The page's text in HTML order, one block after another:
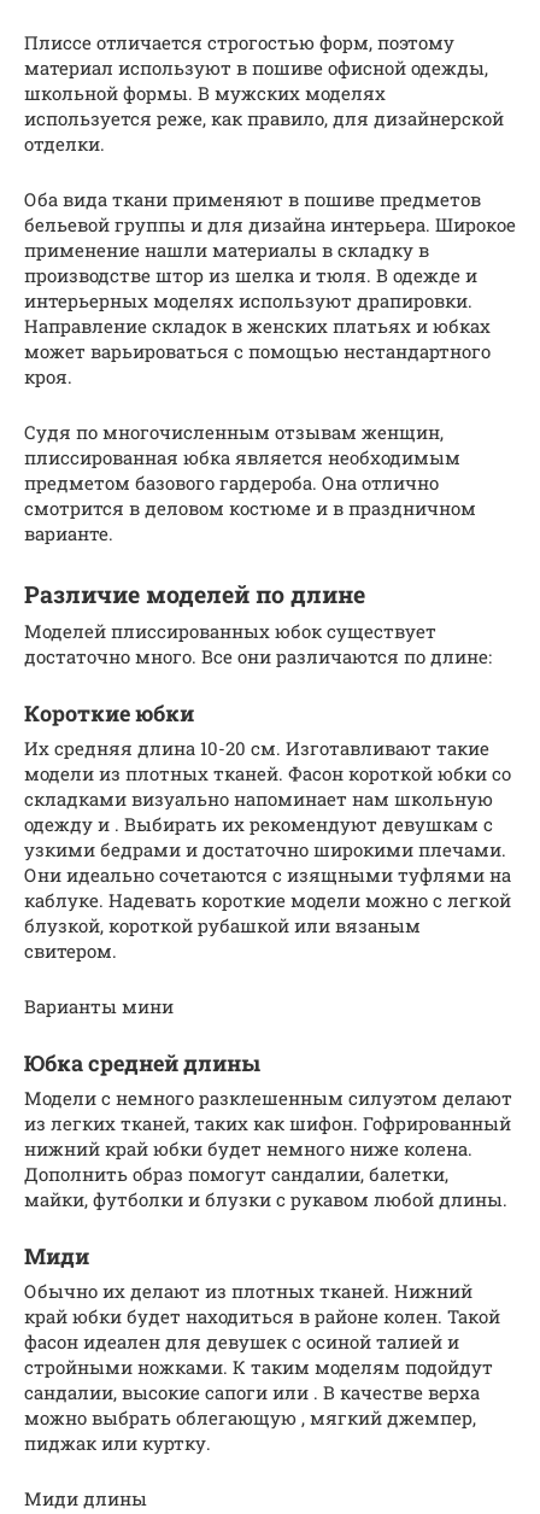
Плиссе отличается строгостью форм, поэтому
материал используют в пошиве офисной одежды,
школьной формы. В мужских моделях
используется реже, как правило, для дизайнерской
отделки.
Оба вида ткани применяют в пошиве предметов
бельевой группы и для дизайна интерьера. Широкое
применение нашли материалы в складку в
производстве штор из шелка и тюля. В одежде и
интерьерных моделях используют драпировки.
Направление складок в женских платьях и юбках
может варьироваться с помощью нестандартного
кроя.
Судя по многочисленным отзывам женщин,
плиссированная юбка является необходимым
предметом базового гардероба. Она отлично
смотрится в деловом костюме и в праздничном
варианте.
Различие моделей по длине
Моделей плиссированных юбок существует
достаточно много. Все они различаются по длине:
Короткие юбки
Их средняя длина 10-20 см. Изготавливают такие
модели из плотных тканей. Фасон короткой юбки со
складками визуально напоминает нам школьную
одежду и . Выбирать их рекомендуют девушкам с
узкими бедрами и достаточно широкими плечами.
Они идеально сочетаются с изящными туфлями на
каблуке. Надевать короткие модели можно с легкой
блузкой, короткой рубашкой или вязаным
свитером.
Варианты мини
Юбка средней длины
Модели с немного разклешенным силуэтом делают
из легких тканей, таких как шифон. Гофрированный
нижний край юбки будет немного ниже колена.
Дополнить образ помогут сандалии, балетки,
майки, футболки и блузки с рукавом любой длины.
Миди
Обычно их делают из плотных тканей. Нижний
край юбки будет находиться в районе колен. Такой
фасон идеален для девушек с осиной талией и
стройными ножками. К таким моделям подойдут
сандалии, высокие сапоги или . В качестве верха
можно выбрать облегающую , мягкий джемпер,
пиджак или куртку.
Миди длины